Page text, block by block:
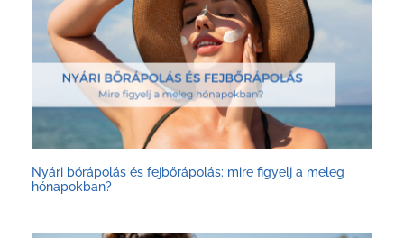
Nyári bőrápolás és fejbőrápolás: mire figyelj a meleg
hónapokban?